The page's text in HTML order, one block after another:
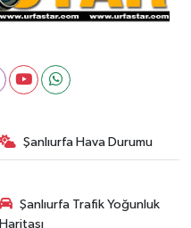
Şanlıurfa Hava Durumu
Şanlıurfa Trafik Yoğunluk
Haritası